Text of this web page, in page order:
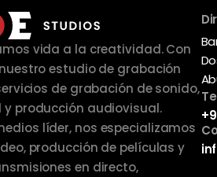
vida a la creatividad. Con
estudio de grabación
de grabación de sonido,
producción audiovisual.
líder, nos especializamos
producción de películas y
en directo,